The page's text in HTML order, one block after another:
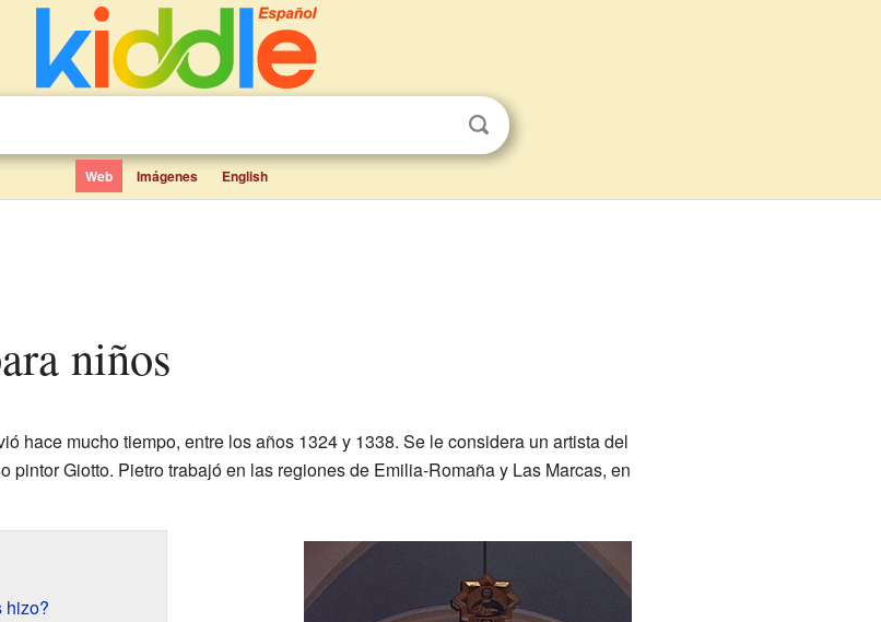
Web Imágenes English
niños
hace mucho tiempo, entre los años 1324 y 1338. Se le considera un artista del
pintor Giotto. Pietro trabajó en las regiones de Emilia-Romaña y Las Marcas, en
hizo?